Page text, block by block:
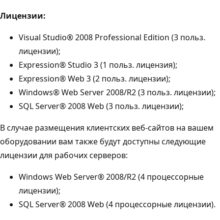
Лицензии:
Visual Studio® 2008 Professional Edition (3 польз.
лицензии);
Expression® Studio 3 (1 польз. лицензия);
Expression® Web 3 (2 польз. лицензии);
Windows® Web Server 2008/R2 (3 польз. лицензии);
SQL Server® 2008 Web (3 польз. лицензии);
В случае размещения клиентских веб-сайтов на вашем
оборудовании вам также будут доступны следующие
лицензии для рабочих серверов:
Windows Web Server® 2008/R2 (4 процессорные
лицензии);
SQL Server® 2008 Web (4 процессорные лицензии).